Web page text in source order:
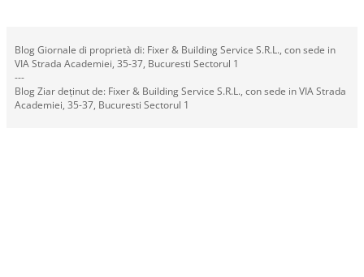
Blog Giornale di proprietà di: Fixer & Building Service S.R.L., con sede in
VIA Strada Academiei, 35-37, Bucuresti Sectorul 1
---
Blog Ziar deținut de: Fixer & Building Service S.R.L., con sede in VIA Strada
Academiei, 35-37, Bucuresti Sectorul 1